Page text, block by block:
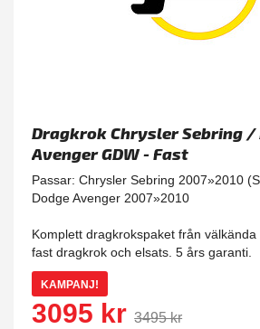
Dragkrok Chrysler Sebring /
Avenger GDW - Fast
Passar: Chrysler Sebring 2007»2010
Dodge Avenger 2007»2010
Komplett dragkrokspaket från välkända
fast dragkrok och elsats. 5 års garanti.
KAMPANJ!
3095 kr 3495 kr